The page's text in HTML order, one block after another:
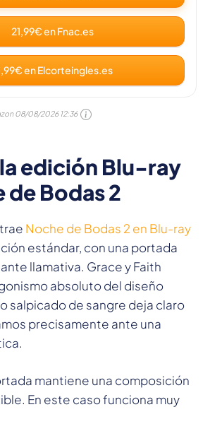
21,99€ en Fnac.es
en Elcorteingles.es
08/08/2026 12:36
la edición Blu-ray
de Bodas 2
Noche de Bodas 2 en Blu-ray
estándar, con una portada
llamativa. Grace y Faith
absoluto del diseño
salpicado de sangre deja claro
precisamente ante una
mantiene una composición
En este caso funciona muy